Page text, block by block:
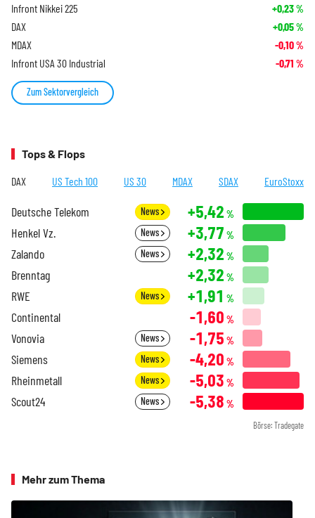
Infront Nikkei 225 +0,23%
DAX +0,05%
MDAX -0,10%
Infront USA 30 Industrial -0,71 %
Zum Sektorvergleich
Tops & Flops
DAX US Tech 100 US 30 MDAX SDAX EuroStoxx
Deutsche Telekom News +5,42 %
Henkel Vz. News +3,77 %
Zalando News +2,32 %
Brenntag +2,32 %
RWE News +1,91 %
Continental -1,60 %
Vonovia News -1,75 %
Siemens News -4,20 %
Rheinmetall News -5,03 %
Scout24 News -5,38 %
Börse: Tradegate
Mehr zum Thema